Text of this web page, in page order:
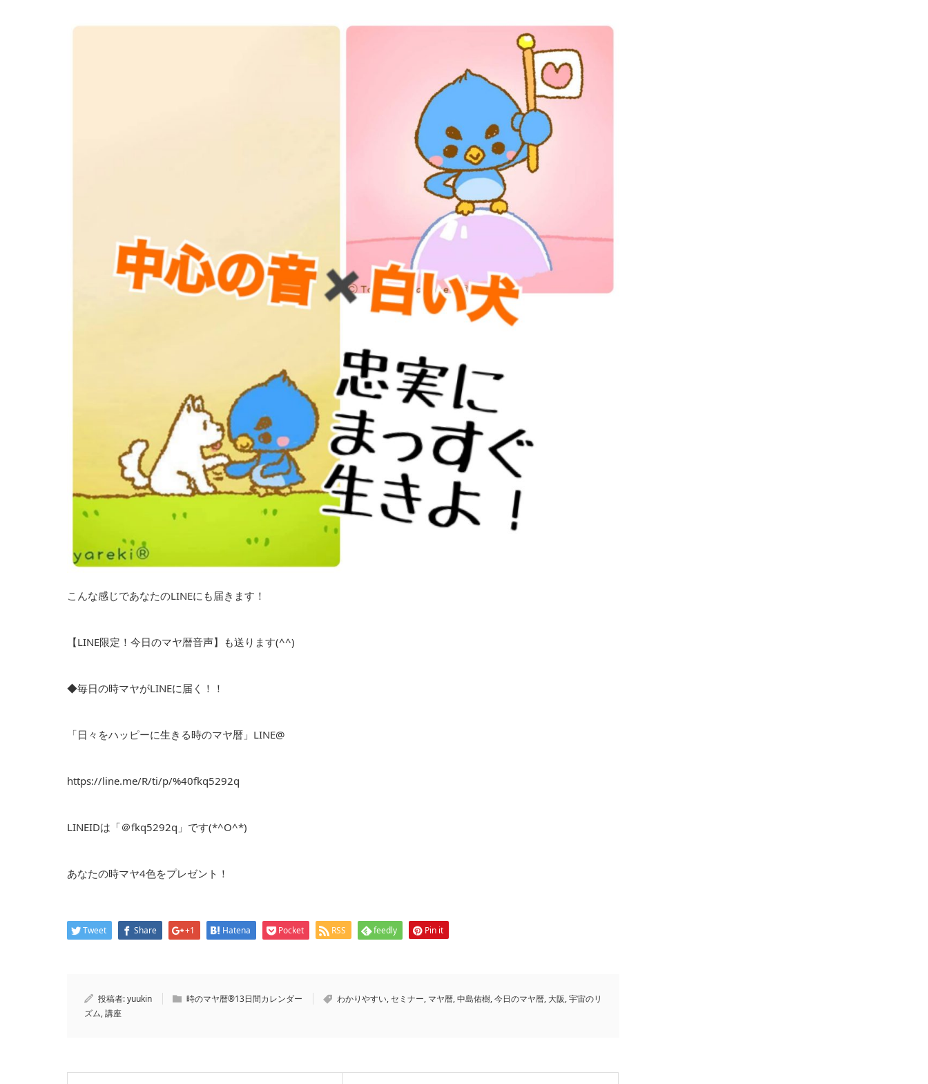
こんな感じであなたのLINEにも届きます！
【LINE限定！今日のマヤ暦音声】も送ります(^^)
◆毎日の時マヤがLINEに届く！！
「日々をハッピーに生きる時のマヤ暦」LINE@
https://line.me/R/ti/p/%40fkq5292q
LINEIDは「＠fkq5292q」です(*^O^*)
あなたの時マヤ4色をプレゼント！
Tweet Share +1 Hatena Pocket RSS feedly Pin it
投稿者:yuukin 時のマヤ暦®13日間カレンダー わかりやすい,セミナー, マヤ暦,中島佑樹,今日のマヤ暦, 大阪,宇宙のリ
ズム,講座